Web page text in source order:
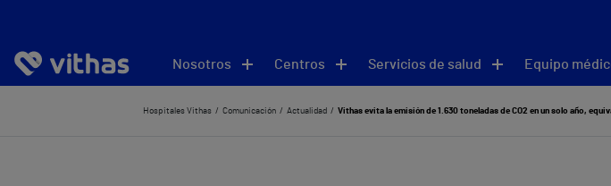
Nosotros Centros Servicios de salud Equipo
Hospitales Vithas Comunicación Actualidad Vithas evita la emisión de 1.630 toneladas de CO2 en un solo año,